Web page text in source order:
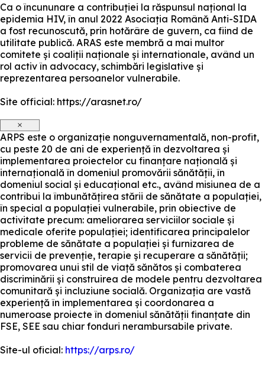
Ca o încununare a contribuției la răspunsul național la
epidemia HIV, în anul 2022 Asociația Română Anti-SIDA
a fost recunoscută, prin hotărâre de guvern, ca fiind de
utilitate publică. ARAS este membră a mai multor
comitete și coaliții naționale și internationale, având un
rol activ în advocacy, schimbări legislative și
reprezentarea persoanelor vulnerabile.
Site official: https://arasnet.ro/
×
ARPS este o organizație nonguvernamentală, non-profit,
cu peste 20 de ani de experiență în dezvoltarea și
implementarea proiectelor cu finanțare națională și
internațională în domeniul promovării sănătății, în
domeniul social și educațional etc., având misiunea de a
contribui la îmbunătățirea stării de sănătate a populației,
în special a populației vulnerabile, prin obiective de
activitate precum: ameliorarea serviciilor sociale și
medicale oferite populației; identificarea principalelor
probleme de sănătate a populației și furnizarea de
servicii de prevenție, terapie și recuperare a sănătății;
promovarea unui stil de viață sănătos și combaterea
discriminării și construirea de modele pentru dezvoltarea
comunitară și incluziune socială. Organizația are vastă
experiență în implementarea și coordonarea a
numeroase proiecte în domeniul sănătății finanțate din
FSE, SEE sau chiar fonduri nerambursabile private.
Site-ul oficial: https://arps.ro/